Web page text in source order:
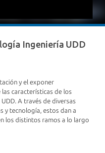
Ingeniería UDD
y el exponer
características de los
A través de diversas
y tecnología, estos dan a
los distintos ramos a lo largo